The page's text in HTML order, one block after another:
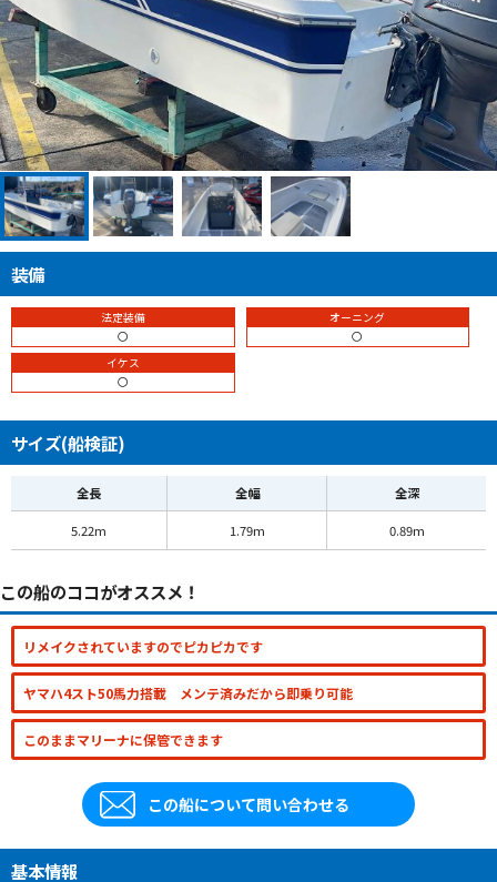
装備
法定装備
〇
オーニング
〇
イケス
〇
サイズ(船検証)
全長 全幅 全深
5.22m 1.79m 0.89m
この船のココがオススメ！
リメイクされていますのでピカピカです
ヤマハ4スト50馬力搭載 メンテ済みだから即乗り可能
このままマリーナに保管できます
この船について問い合わせる
基本情報